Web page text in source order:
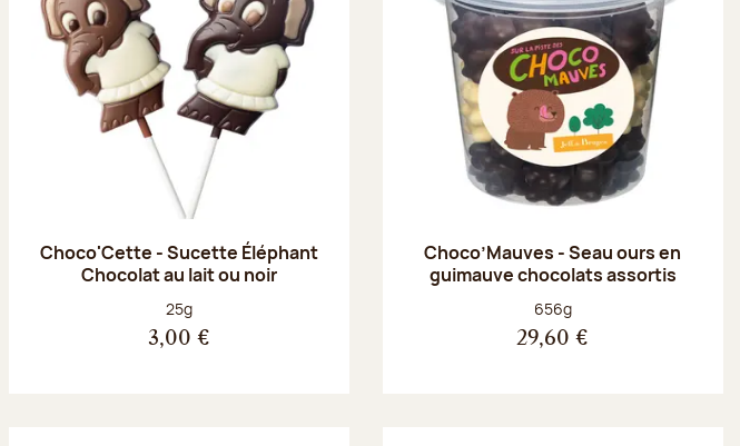
Choco'Cette - Sucette Éléphant
Chocolat au lait ou noir
Poids net :
25g
3,00 €
Choco’Mauves - Seau ours en
guimauve chocolats assortis
Poids net :
656g
29,60 €